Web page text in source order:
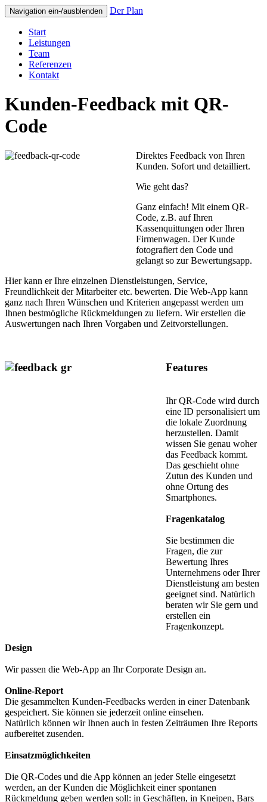
Navigation ein-/ausblenden Der Plan
Start
Leistungen
Team
Referenzen
Kontakt
Kunden-Feedback mit QR-
Code
Direktes Feedback von Ihren
Kunden. Sofort und detailliert.
Wie geht das?
Ganz einfach! Mit einem QR-
Code, z.B. auf Ihren
Kassenquittungen oder Ihren
Firmenwagen. Der Kunde
fotografiert den Code und
gelangt so zur Bewertungsapp.
Hier kann er Ihre einzelnen Dienstleistungen, Service,
Freundlichkeit der Mitarbeiter etc. bewerten. Die Web-App kann
ganz nach Ihren Wünschen und Kriterien angepasst werden um
Ihnen bestmögliche Rückmeldungen zu liefern. Wir erstellen die
Auswertungen nach Ihren Vorgaben und Zeitvorstellungen.
Features
Ihr QR-Code wird durch
eine ID personalisiert um
die lokale Zuordnung
herzustellen. Damit
wissen Sie genau woher
das Feedback kommt.
Das geschieht ohne
Zutun des Kunden und
ohne Ortung des
Smartphones.
Fragenkatalog
Sie bestimmen die
Fragen, die zur
Bewertung Ihres
Unternehmens oder Ihrer
Dienstleistung am besten
geeignet sind. Natürlich
beraten wir Sie gern und
erstellen ein
Fragenkonzept.
Design
Wir passen die Web-App an Ihr Corporate Design an.
Online-Report
Die gesammelten Kunden-Feedbacks werden in einer Datenbank
gespeichert. Sie können sie jederzeit online einsehen.
Natürlich können wir Ihnen auch in festen Zeiträumen Ihre Reports
aufbereitet zusenden.
Einsatzmöglichkeiten
Die QR-Codes und die App können an jeder Stelle eingesetzt
werden, an der Kunden die Möglichkeit einer spontanen
Rückmeldung geben werden soll: in Geschäften, in Kneipen, Bars